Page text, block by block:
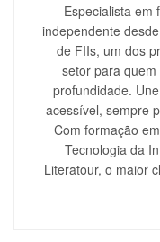
Especialista em
independente
de FIIs, um dos
setor para
profundidade.
acessível, sempre
Com formação
Tecnologia da
Literatour, o maior